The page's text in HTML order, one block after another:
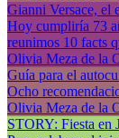
Gianni Versace, el
Hoy cumpliría 73
reunimos 10 facts
Olivia Meza de la
Guía para el
Ocho
Olivia Meza de la
STORY: Fiesta en